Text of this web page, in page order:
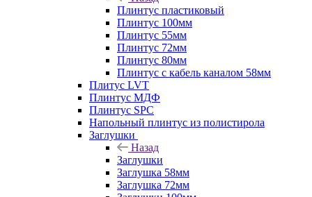
Плинтус пластиковый
Плинтус 100мм
Плинтус 55мм
Плинтус 72мм
Плинтус 80мм
Плинтус с кабель каналом 58мм
Плитус LVT
Плинтус МДФ
Плинтус SPC
Напольный плинтус из полистирола
Заглушки
Назад
Заглушки
Заглушка 58мм
Заглушка 72мм